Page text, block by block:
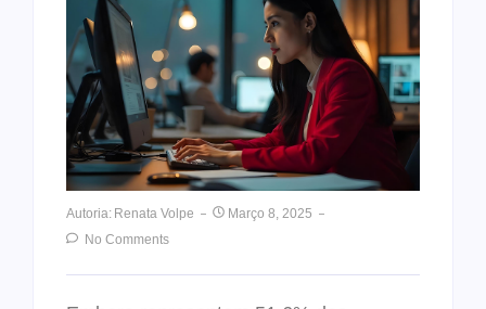
Autoria: Renata Volpe
Março 8, 2025
No Comments